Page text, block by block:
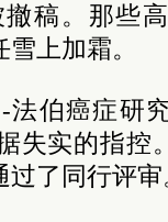
稿。那些
上加霜。
伯癌症研
失实的指控
过了同行评审